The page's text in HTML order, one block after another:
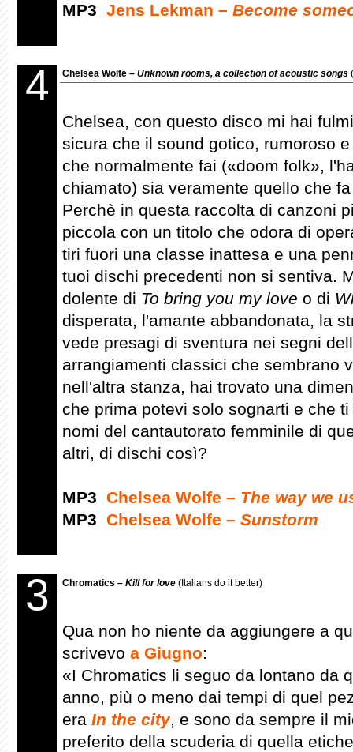
MP3 Jens Lekman – Become
4 Chelsea Wolfe – Unknown rooms, a collection of acoustic songs
Chelsea, con questo disco mi hai
sicura che il sound gotico, rumoroso
che normalmente fai («doom folk»,
chiamato) sia veramente quello che
Perchè in questa raccolta di canzoni
piccola con un titolo che odora di
tiri fuori una classe inattesa e una
tuoi dischi precedenti non si sentiva.
dolente di To bring you my love o di
disperata, l'amante abbandonata, la
vede presagi di sventura nei segni
arrangiamenti classici che sembrano
nell'altra stanza, hai trovato una
che prima potevi solo sognarti e che
nomi del cantautorato femminile di
altri, di dischi così?
MP3 Chelsea Wolfe – The way we
MP3 Chelsea Wolfe – Sunstorm
3 Chromatics – Kill for love (Italians do it better)
Qua non ho niente da aggiungere a
scrivevo a Giugno:
«I Chromatics li seguo da lontano da
anno, più o meno dai tempi di quel
era In the city, e sono da sempre il
preferito della scuderia di quella